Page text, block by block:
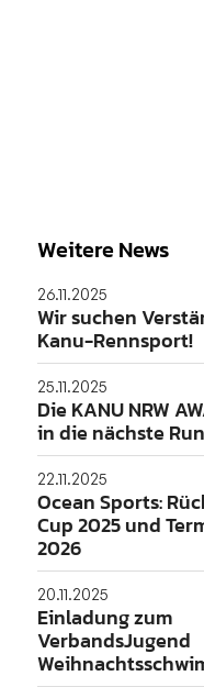
Weitere News
26.11.2025
Wir suchen
Kanu-Rennsport!
25.11.2025
Die KANU NRW
in die nächste
22.11.2025
Ocean Sports:
Cup 2025 und
2026
20.11.2025
Einladung zum
VerbandsJugend
gerne!